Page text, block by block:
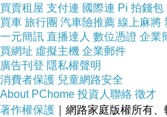
買賣租屋 支付連 國際連 Pi 拍錢包
買車 旅行團 汽車險推薦 線上麻將
一元簡訊 直播達人 數位憑證 企業
買網址 虛擬主機 企業郵件
廣告刊登 隱私權聲明
消費者保護 兒童網路安全
About PChome 投資人聯絡 徵才
著作權保護 ｜網路家庭版權所有